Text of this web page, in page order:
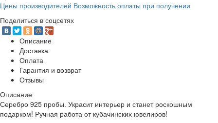
Цены производителей Возможность оплаты при получении
Поделиться в соцсетях
Описание
Доставка
Оплата
Гарантия и возврат
Отзывы
Описание
Серебро 925 пробы. Украсит интерьер и станет роскошным
подарком! Ручная работа от кубачинских ювелиров!